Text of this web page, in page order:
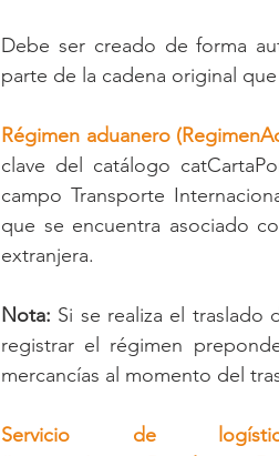
Debe ser creado de forma
parte de la cadena original
Régimen aduanero
clave del catálogo
campo Transporte
que se encuentra asociado
extranjera.
Nota: Si se realiza el traslado
registrar el régimen
mercancías al momento del
Servicio de